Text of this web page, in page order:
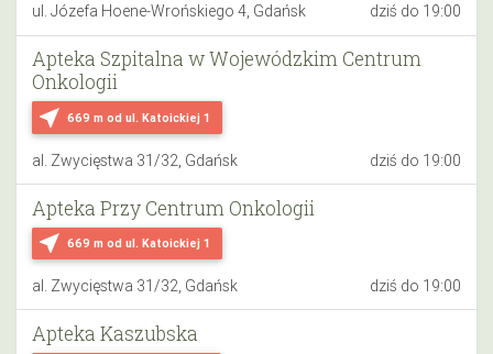
ul. Józefa Hoene-Wrońskiego 4, Gdańsk dziś do 19:00
near_me 669 m od ul. Katoickiej 1
Apteka Szpitalna w Wojewódzkim Centrum
Onkologii
al. Zwycięstwa 31/32, Gdańsk dziś do 19:00
near_me 669 m od ul. Katoickiej 1
Apteka Przy Centrum Onkologii
al. Zwycięstwa 31/32, Gdańsk dziś do 19:00
Apteka Kaszubska